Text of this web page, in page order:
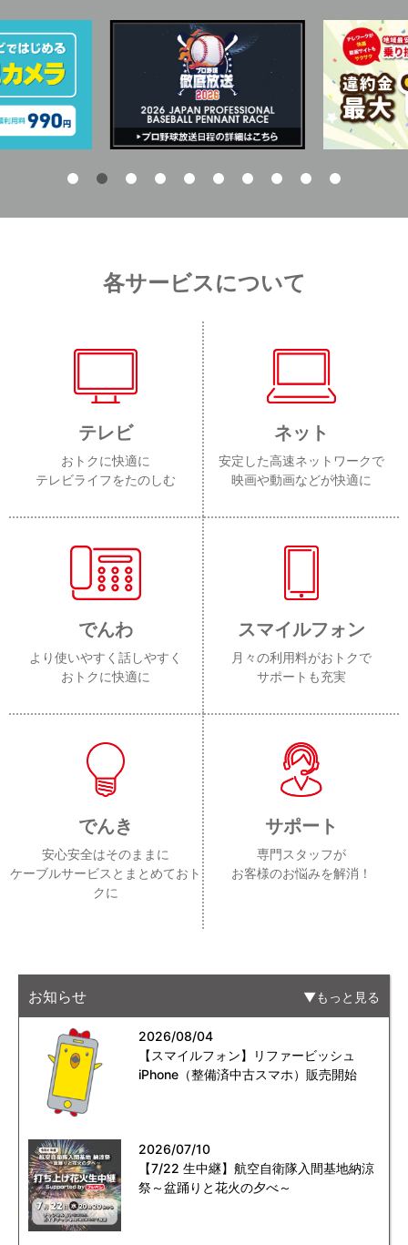
各サービスについて
テレビ
おトクに快適に
テレビライフをたのしむ
ネット
安定した高速ネットワークで
映画や動画などが快適に
でんわ
より使いやすく話しやすく
おトクに快適に
スマイルフォン
月々の利用料がおトクで
サポートも充実
でんき
安心安全はそのままに
ケーブルサービスとまとめておト
クに
サポート
専門スタッフが
お客様のお悩みを解消！
お知らせ もっと見る
2026/08/04
【スマイルフォン】リファービッシュ
iPhone（整備済中古スマホ）販売開始
2026/07/10
【7/22 生中継】航空自衛隊入間基地納涼
祭～盆踊りと花火の夕べ～